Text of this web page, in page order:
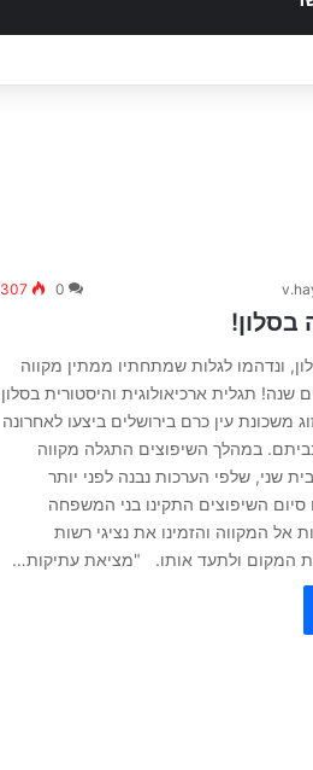
0
307
בסלון!
ונדהמו לגלות שמתחתיו ממתין מקווה
שנה! תגלית ארכיאולוגית והיסטורית בסלון
משכונת עין כרם בירושלים ביצעו לאחרונה
במהלך השיפוצים התגלה מקווה
שני, שלפי הערכות נבנה לפני יותר
השיפוצים התקינו בני המשפחה
אל המקווה והזמינו את נציגי רשות
המקום ולתעד אותו. "מציאת עתיקות…